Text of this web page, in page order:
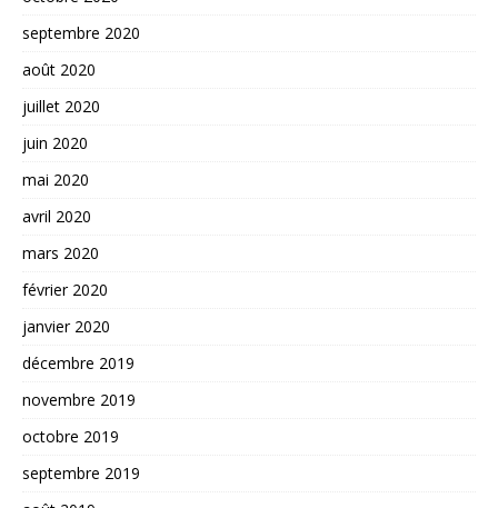
septembre 2020
août 2020
juillet 2020
juin 2020
mai 2020
avril 2020
mars 2020
février 2020
janvier 2020
décembre 2019
novembre 2019
octobre 2019
septembre 2019